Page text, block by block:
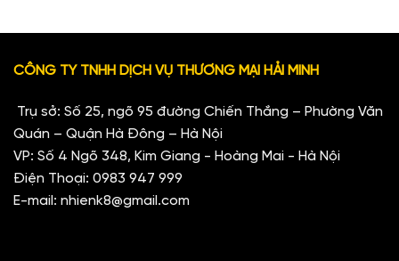
CÔNG TY TNHH DỊCH VỤ THƯƠNG MẠI HẢI MINH
Trụ sở: Số 25, ngõ 95 đường Chiến Thắng – Phường Văn
Quán – Quận Hà Đông – Hà Nội
VP: Số 4 Ngõ 348, Kim Giang - Hoàng Mai - Hà Nội
Điện Thoại: 0983 947 999
E-mail: nhienk8@gmail.com